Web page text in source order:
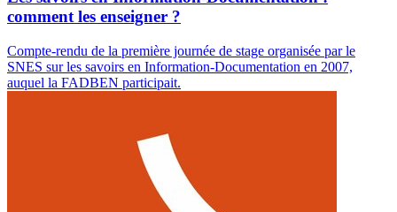
comment les enseigner ?
Compte-rendu de la première journée de stage organisée par le
SNES sur les savoirs en Information-Documentation en 2007,
auquel la FADBEN participait.